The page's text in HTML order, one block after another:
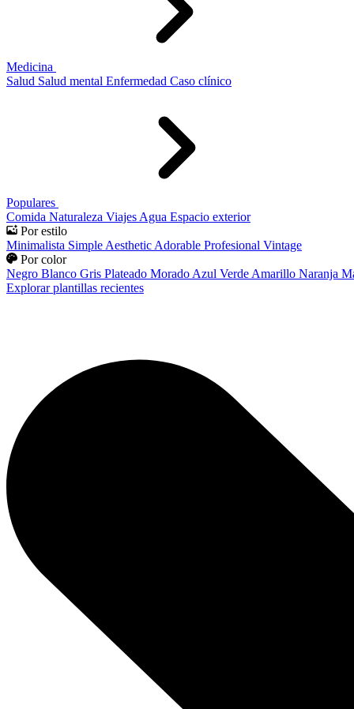
Medicina
Salud Salud mental Enfermedad Caso clínico
Populares
Comida Naturaleza Viajes Agua Espacio exterior
Por estilo
Minimalista Simple Aesthetic Adorable Profesional Vintage
Por color
Negro Blanco Gris Plateado Morado Azul Verde Amarillo Naranja
Explorar plantillas recientes